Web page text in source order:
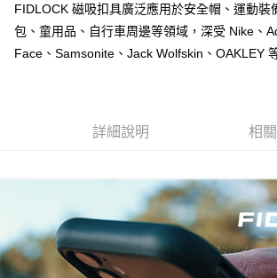
1.本服務係由「台灣大哥大股份有限公司」（以下簡
買賣價金債權讓與本公司後，依約使用本公司帳單繳交
2.基於同意付款使用「大哥付你分期」之契約關係目的
※ 請注意：結帳手續完成當下不需立刻繳費，但若您
購買商品的店家。未經商家同意取消之訂單仍視為有
※ 交易是否成功請以「AFTEE先享後付 」之結帳頁面
１．透過由恩沛科技股份有限公司提供之「AFTEE先
２．關於個人資料處理事宜，請瀏覽以下網址：
https://aftee.tw/terms/#terms3
３．未成年的使用者請事先徵得法定代理人或監護人
「AFTEE先享後付」，若未經同意申辦者引起之損失
任。
４．使用「AFTEE先享後付」時，將依據個別帳號之
每筆NT$60，滿NT$998(含以上)免運費
7-11純取貨
每筆NT$80，滿NT$1,300(含以上)免運費
FIDLOCK 磁吸扣具廣泛應用於安全帽、運動裝
包、童用品、自行車周邊等領域，深受 Nike、
Face、Samsonite、Jack Wolfskin、OAKLEY
詳細說明 相